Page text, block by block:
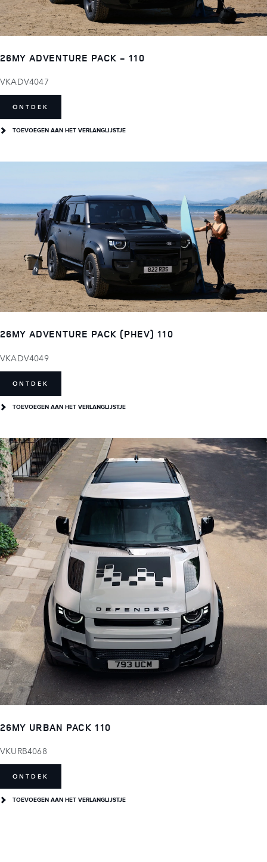
26MY ADVENTURE PACK - 110
VKADV4047
ONTDEK
TOEVOEGEN AAN HET VERLANGLIJSTJE
26MY ADVENTURE PACK (PHEV) 110
VKADV4049
ONTDEK
TOEVOEGEN AAN HET VERLANGLIJSTJE
26MY URBAN PACK 110
VKURB4068
ONTDEK
TOEVOEGEN AAN HET VERLANGLIJSTJE